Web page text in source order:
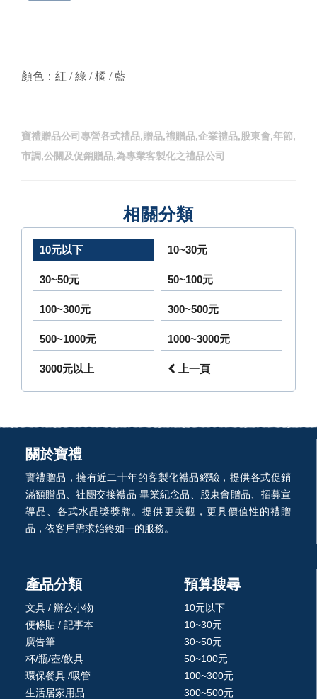
顏色：紅 / 綠 / 橘 / 藍
寶禮贈品公司專營各式禮品,贈品,禮贈品,企業禮品,股東會,年節,
市調,公關及促銷贈品,為專業客製化之禮品公司
相關分類
10元以下 10~30元
30~50元 50~100元
100~300元 300~500元
500~1000元 1000~3000元
3000元以上 上一頁
關於寶禮
寶禮贈品，擁有近二十年的客製化禮品經驗，提供各式促銷
滿額贈品、社團交接禮品 畢業紀念品、股東會贈品、招募宣
導品、各式水晶獎獎牌。提供更美觀，更具價值性的禮贈
品，依客戶需求始終如一的服務。
產品分類
文具 / 辦公小物
便條貼 / 記事本
廣告筆
杯/瓶/壺/飲具
環保餐具 /吸管
生活居家用品
預算搜尋
10元以下
10~30元
30~50元
50~100元
100~300元
300~500元